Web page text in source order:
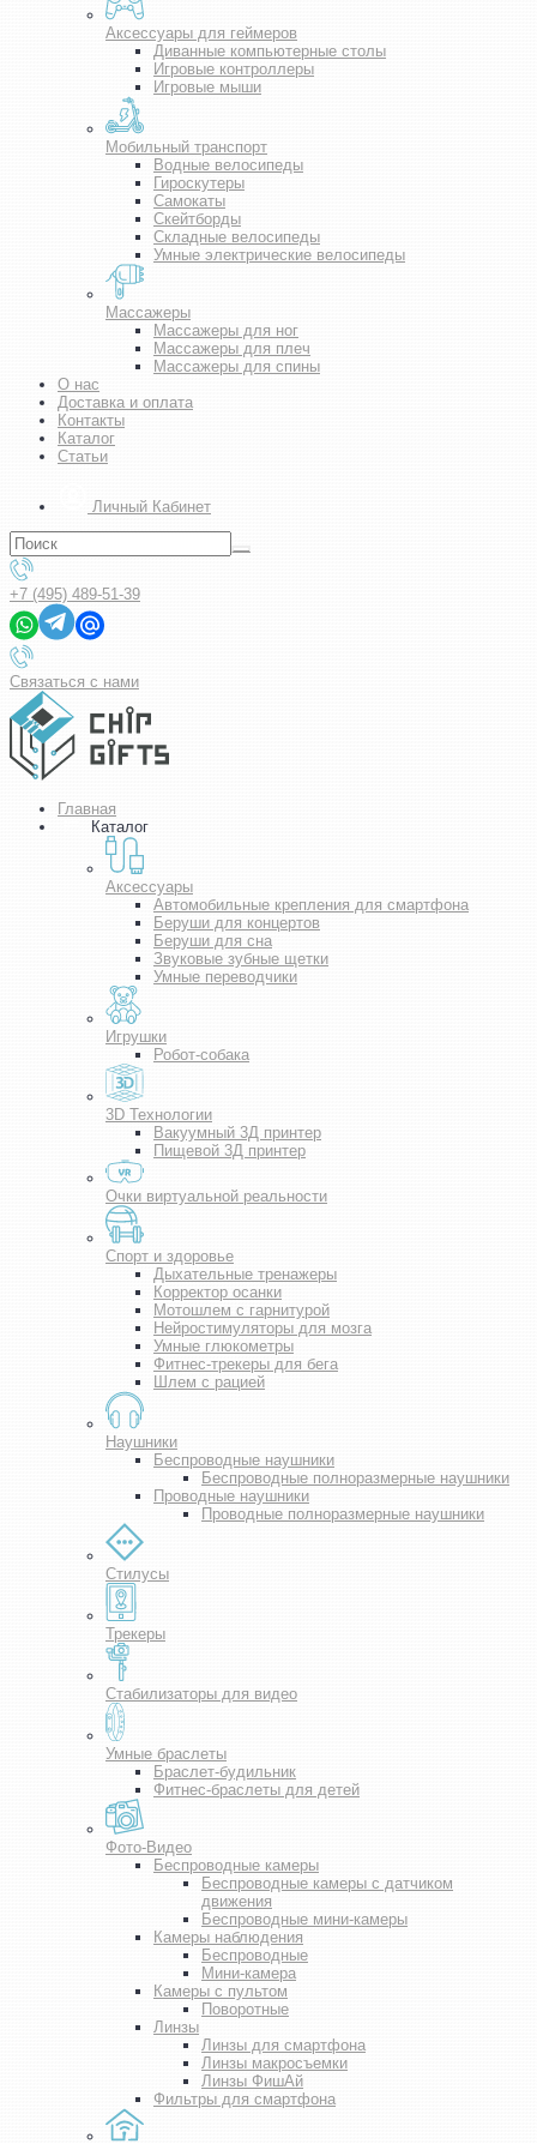
Аксессуары для геймеров
Диванные компьютерные столы
Игровые контроллеры
Игровые мыши
Мобильный транспорт
Водные велосипеды
Гироскутеры
Самокаты
Скейтборды
Складные велосипеды
Умные электрические велосипеды
Массажеры
Массажеры для ног
Массажеры для плеч
Массажеры для спины
О нас
Доставка и оплата
Контакты
Каталог
Статьи
Личный Кабинет
+7 (495) 489-51-39
Связаться с нами
Главная
Каталог
Аксессуары
Автомобильные крепления для смартфона
Беруши для концертов
Беруши для сна
Звуковые зубные щетки
Умные переводчики
Игрушки
Робот-собака
3D Технологии
Вакуумный 3Д принтер
Пищевой 3Д принтер
Очки виртуальной реальности
Спорт и здоровье
Дыхательные тренажеры
Корректор осанки
Мотошлем с гарнитурой
Нейростимуляторы для мозга
Умные глюкометры
Фитнес-трекеры для бега
Шлем с рацией
Наушники
Беспроводные наушники
Беспроводные полноразмерные наушники
Проводные наушники
Проводные полноразмерные наушники
Стилусы
Трекеры
Стабилизаторы для видео
Умные браслеты
Браслет-будильник
Фитнес-браслеты для детей
Фото-Видео
Беспроводные камеры
Беспроводные камеры с датчиком
движения
Беспроводные мини-камеры
Камеры наблюдения
Беспроводные
Мини-камера
Камеры с пультом
Поворотные
Линзы
Линзы для смартфона
Линзы макросъемки
Линзы ФишАй
Фильтры для смартфона